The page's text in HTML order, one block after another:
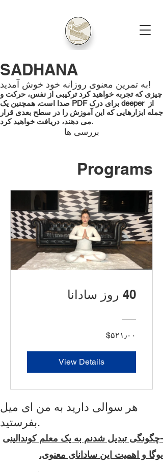
SADHANA
به تمرین معنوی روزانه خود خوش آمدید!
چیزی که تجربه خواهید کرد ترکیبی از نفس، حرکت و
صدا است. همچنین یک PDF برای درک deeper
جمله ابزارهایی که این آموزش را در سطح بعدی قرار
می دهند، دریافت خواهید کرد.
بررسی ها
Programs
40 روز سادانا
‎$۵۲۱٫۰۰
View Details
هر سوالی دارید به من ای میل
بفرستید.
-چگونگی تبدیل شدنم به یک معلم کوندالینی
یوگا و اهمیت این سادانای معنوی.